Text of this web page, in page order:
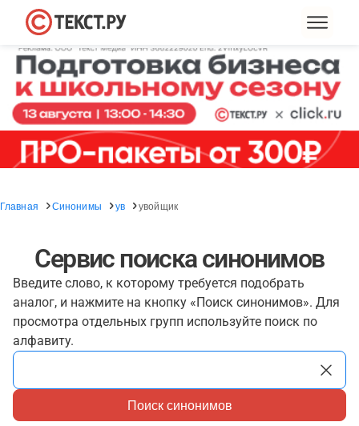
Главная Синонимы ув увойщик
Сервис поиска синонимов
Введите слово, к которому требуется подобрать
аналог, и нажмите на кнопку «Поиск синонимов». Для
просмотра отдельных групп используйте поиск по
алфавиту.
Поиск синонимов